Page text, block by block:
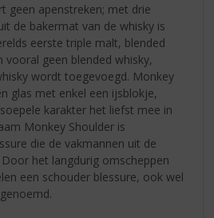
geen apenstreken; met drie
de bakermat van de whisky is
eerste triple malt, blended
geen blended whisky,
wordt toegevoegd. Monkey
glas met enkel een ijsblokje,
karakter het liefst mee in
Monkey Shoulder is
die de vakmannen uit de
het langdurig omscheppen
een schouder blessure, ook wel